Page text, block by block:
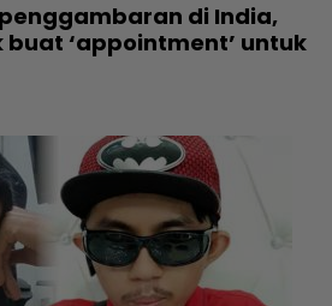
di India,
‘appointment’ untuk